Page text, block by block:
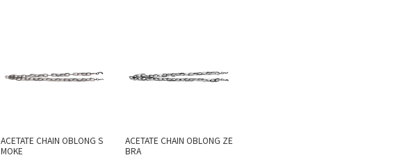
ACETATE CHAIN OBLONG S
MOKE
ACETATE CHAIN OBLONG ZE
BRA